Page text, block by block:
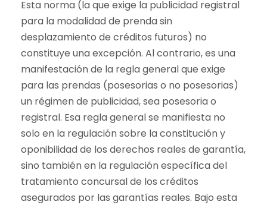
Esta norma (la que exige la publicidad registral
para la modalidad de prenda sin
desplazamiento de créditos futuros) no
constituye una excepción. Al contrario, es una
manifestación de la regla general que exige
para las prendas (posesorias o no posesorias)
un régimen de publicidad, sea posesoria o
registral. Esa regla general se manifiesta no
solo en la regulación sobre la constitución y
oponibilidad de los derechos reales de garantía,
sino también en la regulación específica del
tratamiento concursal de los créditos
asegurados por las garantías reales. Bajo esta